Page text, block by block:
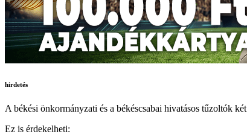
hirdetés
A békési önkormányzati és a békéscsabai hivatásos tűzoltók
Ez is érdekelheti: